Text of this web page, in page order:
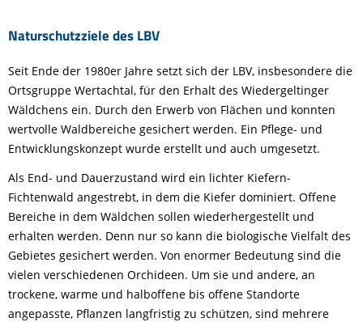
Naturschutzziele des LBV
Seit Ende der 1980er Jahre setzt sich der LBV, insbesondere die
Ortsgruppe Wertachtal, für den Erhalt des Wiedergeltinger
Wäldchens ein. Durch den Erwerb von Flächen und konnten
wertvolle Waldbereiche gesichert werden. Ein Pflege- und
Entwicklungskonzept wurde erstellt und auch umgesetzt.
Als End- und Dauerzustand wird ein lichter Kiefern-
Fichtenwald angestrebt, in dem die Kiefer dominiert. Offene
Bereiche in dem Wäldchen sollen wiederhergestellt und
erhalten werden. Denn nur so kann die biologische Vielfalt des
Gebietes gesichert werden. Von enormer Bedeutung sind die
vielen verschiedenen Orchideen. Um sie und andere, an
trockene, warme und halboffene bis offene Standorte
angepasste, Pflanzen langfristig zu schützen, sind mehrere